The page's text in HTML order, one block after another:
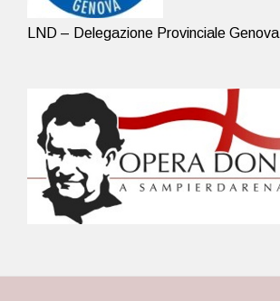
LND – Delegazione Provinciale Genova